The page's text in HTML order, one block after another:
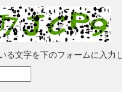
る文字を下のフォームに入力